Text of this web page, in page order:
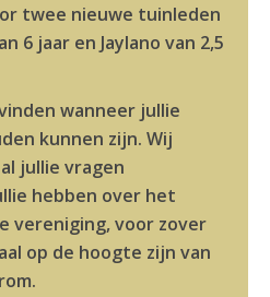
twee nieuwe tuinleden
6 jaar en Jaylano van 2,5
wanneer jullie
kunnen zijn. Wij
jullie vragen
hebben over het
vereniging, voor zover
op de hoogte zijn van